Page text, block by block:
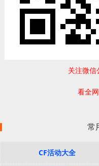
关注微信
看全
常
CF活动大全